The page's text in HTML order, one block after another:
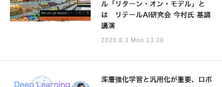
ル「リターン・オン・モデル」と
は リテールAI研究会 今村氏 基調
講演
2020.8.3 Mon 13:20
深層強化学習と汎用化が重要、ロボ